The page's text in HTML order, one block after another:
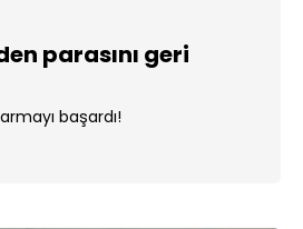
parasını geri
başardı!